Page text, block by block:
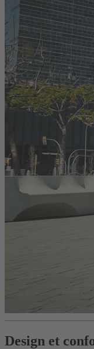
Design et